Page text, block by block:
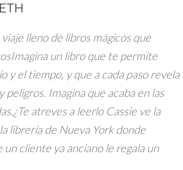
lleno de libros mágicos que
un libro que te permite
y el tiempo, y que a cada paso revela
peligros. Imagina que acaba en las
atreves a leerlo Cassie ve la
librería de Nueva York donde
un cliente ya anciano le regala un